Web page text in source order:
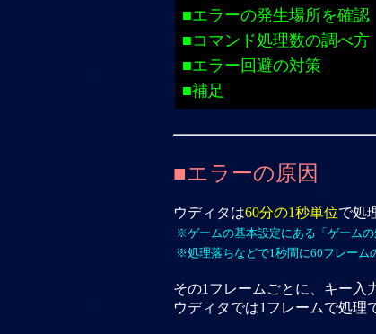
■エラーの発生場所を確認
■コマンド処理数の調べ方
■エラー回避の対策
■補足
■エラーの原因
ウディタは60分の1秒単位で処
※ゲームの基本設定にある「ゲームの
※処理落ちなどで1秒間に60フレーム
その1フレームごとに、キー入
ウディタでは1フレームで処理